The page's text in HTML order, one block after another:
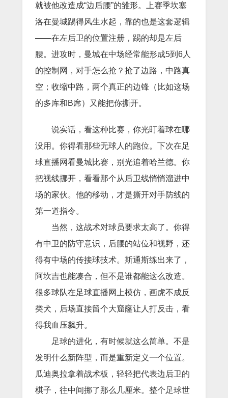
就被他改造成“边后腰”的雏形。上赛季坎塞
洛在曼城踢得风生水起，靠的也是这套逻辑
——在左后卫的位置注册，踢的却是左后
腰。进攻时，曼城在中场经常能形成5到6人
的控制网，对手怎么抢？抢了边路，中路真
空；收缩中路，两个真正的边锋（比如这场
的多库和B席）又能把你撕开。
说实话，看这种比赛，你光盯着球在哪
没用。你得看那些无球人的跑位。下次在足
球直播网看曼城比赛，别光追着哈兰德。你
把视线挪开，看看那个从后卫线悄悄溜进中
场的家伙。他的移动，才是撕开对手防线的
第一道指令。
当然，这战术对球员要求太高了。你得
有中卫的防守意识，后腰的站位和视野，还
得有中场的传接球技术。斯通斯练出来了，
阿坎吉也能凑合，但不是谁都能这么改造。
很多球队在足球直播网上模仿，画虎不成反
类犬，后场直接留个大窟窿让人打反击，看
得我血压飙升。
足球的进化，有时候就这么简单。不是
发明什么新阵型，而是重新定义一个位置。
瓜迪奥拉拿着战术板，轻轻把代表边后卫的
棋子，往中间挪了那么几厘米。整个足球世